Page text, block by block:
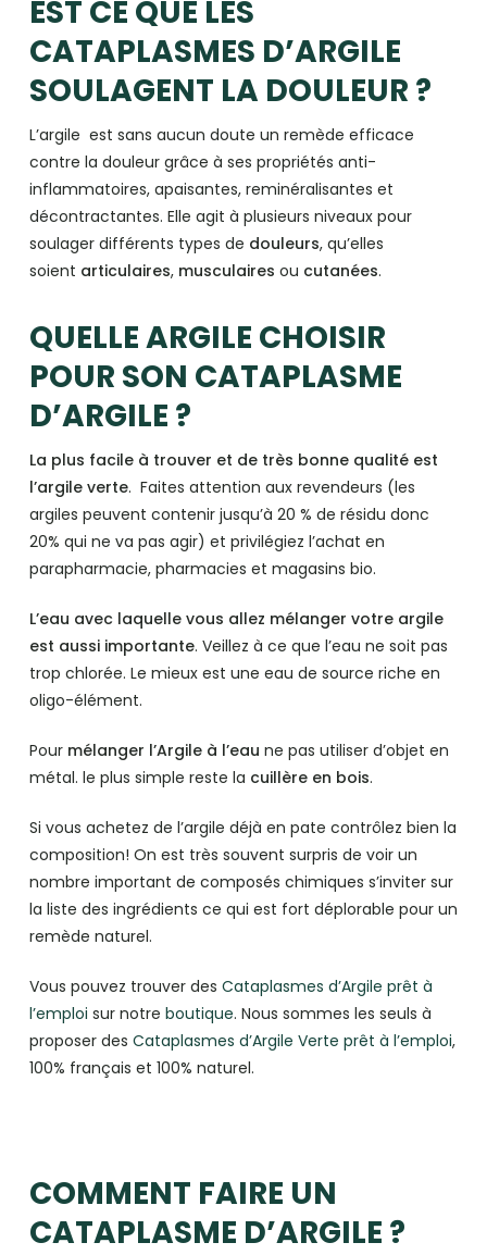
EST CE QUE LES
CATAPLASMES D’ARGILE
SOULAGENT LA DOULEUR ?
L’argile est sans aucun doute un remède efficace
contre la douleur grâce à ses propriétés anti-
inflammatoires, apaisantes, reminéralisantes et
décontractantes. Elle agit à plusieurs niveaux pour
soulager différents types de douleurs, qu’elles
soient articulaires, musculaires ou cutanées.
QUELLE ARGILE CHOISIR
POUR SON CATAPLASME
D’ARGILE ?
La plus facile à trouver et de très bonne qualité est
l’argile verte. Faites attention aux revendeurs (les
argiles peuvent contenir jusqu’à 20 % de résidu donc
20% qui ne va pas agir) et privilégiez l’achat en
parapharmacie, pharmacies et magasins bio.
L’eau avec laquelle vous allez mélanger votre argile
est aussi importante. Veillez à ce que l’eau ne soit pas
trop chlorée. Le mieux est une eau de source riche en
oligo-élément.
Pour mélanger l’Argile à l’eau ne pas utiliser d’objet en
métal. le plus simple reste la cuillère en bois.
Si vous achetez de l’argile déjà en pate contrôlez bien la
composition! On est très souvent surpris de voir un
nombre important de composés chimiques s’inviter sur
la liste des ingrédients ce qui est fort déplorable pour un
remède naturel.
Vous pouvez trouver des Cataplasmes d’Argile prêt à
l’emploi sur notre boutique. Nous sommes les seuls à
proposer des Cataplasmes d’Argile Verte prêt à l’emploi,
100% français et 100% naturel.
COMMENT FAIRE UN
CATAPLASME D’ARGILE ?